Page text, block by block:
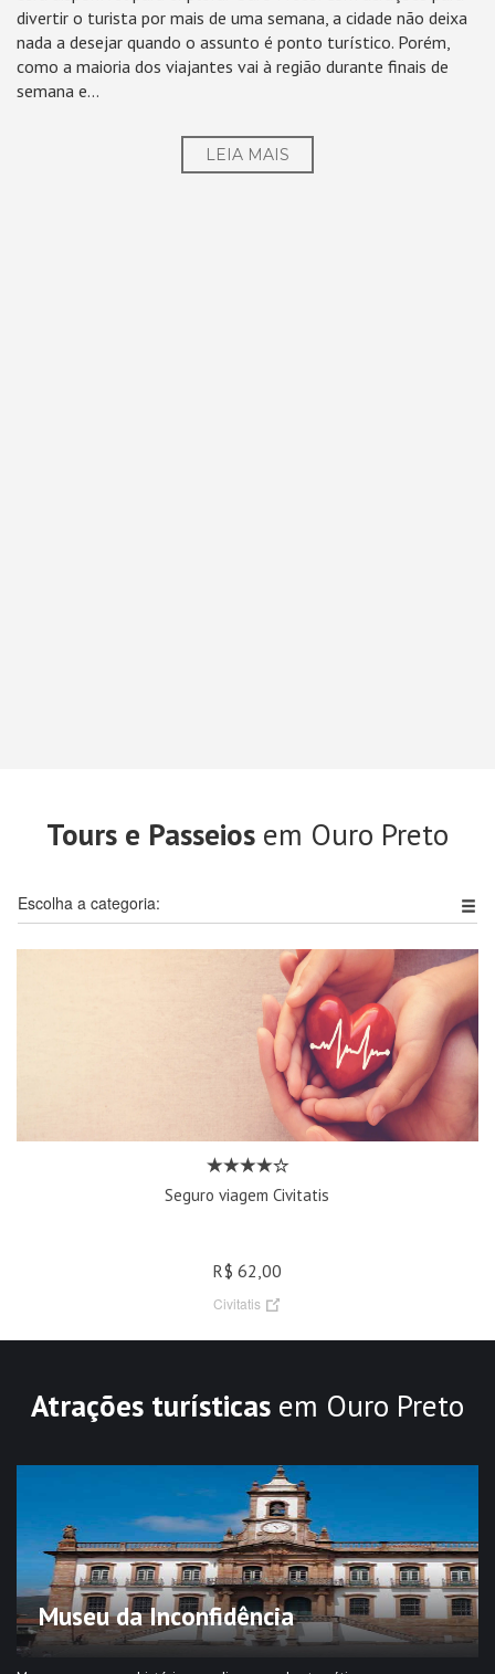
divertir o turista por mais de uma semana, a cidade não deixa
nada a desejar quando o assunto é ponto turístico. Porém,
como a maioria dos viajantes vai à região durante finais de
semana e...
LEIA MAIS
Tours e Passeios em Ouro Preto
Escolha a categoria:
Seguro viagem Civitatis
R$ 62,00
Civitatis
Atrações turísticas em Ouro Preto
Museu da Inconfidência